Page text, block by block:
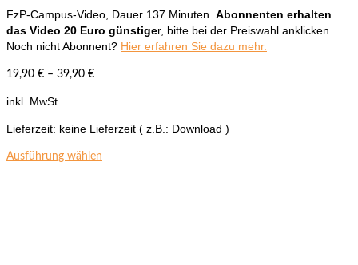
FzP-Campus-Video, Dauer 137 Minuten. Abonnenten erhalten
das Video 20 Euro günstiger, bitte bei der Preiswahl anklicken.
Noch nicht Abonnent? Hier erfahren Sie dazu mehr.
19,90 € – 39,90 €
inkl. MwSt.
Lieferzeit: keine Lieferzeit ( z.B.: Download )
Ausführung wählen